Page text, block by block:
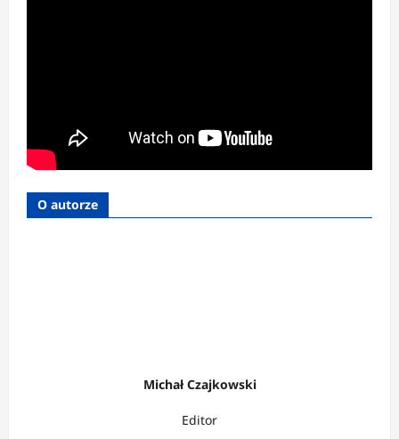
O autorze
Michał Czajkowski
Editor